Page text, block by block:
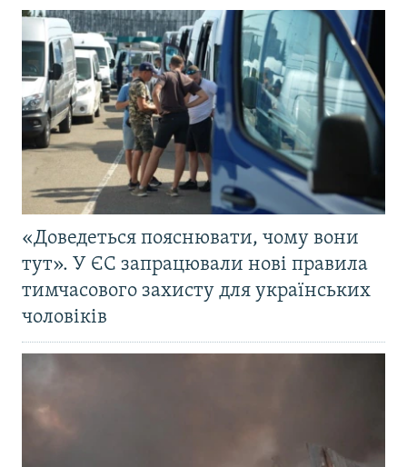
«Доведеться пояснювати, чому вони
тут». У ЄС запрацювали нові правила
тимчасового захисту для українських
чоловіків